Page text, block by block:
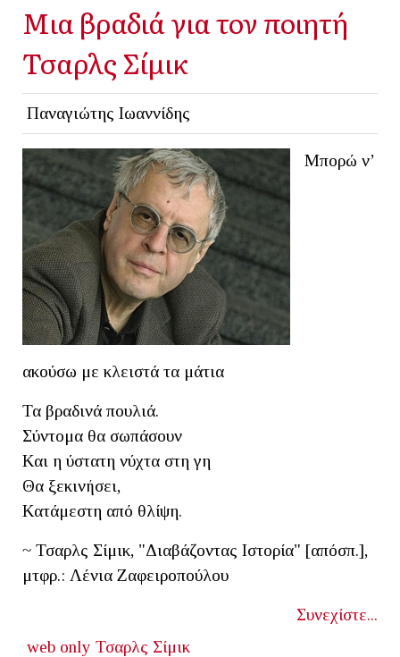
Μια βραδιά για τον ποιητή
Τσαρλς Σίμικ
Παναγιώτης Ιωαννίδης
Μπορώ ν’
ακούσω με κλειστά τα μάτια
Τα βραδινά πουλιά.
Σύντομα θα σωπάσουν
Και η ύστατη νύχτα στη γη
Θα ξεκινήσει,
Κατάμεστη από θλίψη.
~ Τσαρλς Σίμικ, "Διαβάζοντας Ιστορία" [απόσπ.],
μτφρ.: Λένια Ζαφειροπούλου
Συνεχίστε...
web only Τσαρλς Σίμικ